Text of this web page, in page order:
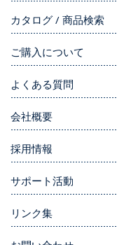
カタログ / 商品検索
ご購入について
よくある質問
会社概要
採用情報
サポート活動
リンク集